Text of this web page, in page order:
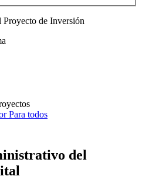
Proyecto de Inversión
Para todos
del